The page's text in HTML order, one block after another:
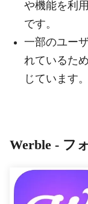
や機能を利
です。
一部のユー
れているた
じています。
Werble - フ